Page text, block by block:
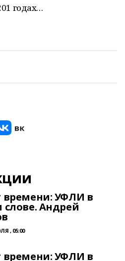
годах…
времени: УФЛИ в
слове. Андрей
, 05:00
времени: УФЛИ в